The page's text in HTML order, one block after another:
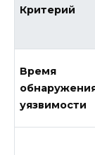
Критерий
Время
уязвимости